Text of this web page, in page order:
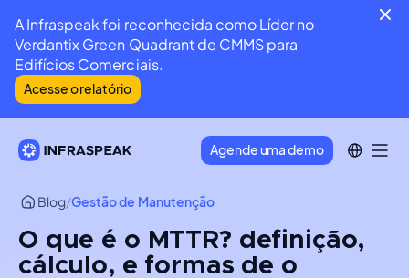
A Infraspeak foi reconhecida como Líder no
Verdantix Green Quadrant de CMMS para
Edifícios Comerciais.
Acesse o relatório
Agende uma demo
Blog/Gestão de Manutenção
O que é o MTTR? definição,
cálculo, e formas de o